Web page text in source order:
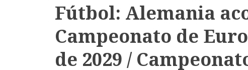
Fútbol: Alemania
Campeonato de
de 2029 /